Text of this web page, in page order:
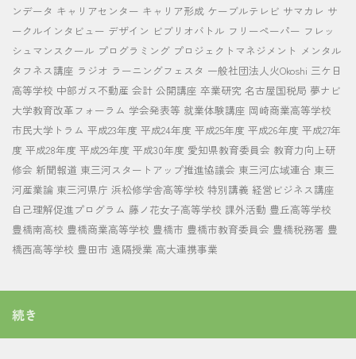
ンデータ キャリアセンター キャリア形成 ケーブルテレビ サマカレ サ
ークルインタビュー デザイン ビブリオバトル フリーペーパー フレッ
シュマンスクール プログラミング プロジェクトマネジメント メンタル
タフネス講座 ラジオ ラーニングフェスタ 一般社団法人火Okoshi 三ケ日
高等学校 中部ガス不動産 会計 公開講座 卒業研究 名古屋国税局 夢ナビ
大学教育改革フォーラム 学会発表等 就業体験講座 岡崎商業高等学校
市民大学トラム 平成23年度 平成24年度 平成25年度 平成26年度 平成27年
度 平成28年度 平成29年度 平成30年度 愛知県教育委員会 教育力向上研
修会 新聞報道 東三河スタートアップ推進協議会 東三河広域連合 東三
河産業論 東三河県庁 浜松修学舎高等学校 特別講義 経営ビジネス講座
自己理解促進プログラム 藤ノ花女子高等学校 課外活動 豊丘高等学校
豊橋南高校 豊橋商業高等学校 豊橋市 豊橋市教育委員会 豊橋税務署 豊
橋西高等学校 豊田市 遠隔授業 高大連携事業
続き